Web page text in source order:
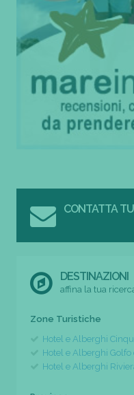
CONTATTA
DESTINAZIONI
affina la tua
Zone Turistiche
Hotel e Alberghi
Hotel e Alberghi
Hotel e Alberghi